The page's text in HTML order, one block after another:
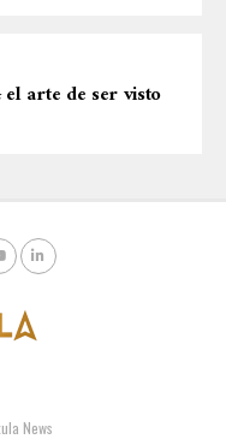
arte de ser visto
News